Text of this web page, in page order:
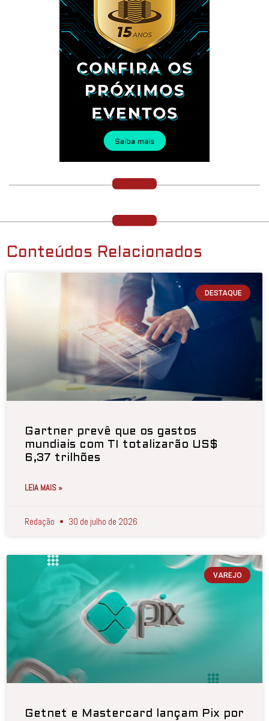
Conteúdos Relacionados
DESTAQUE
Gartner prevê que os gastos
mundiais com TI totalizarão US$
6,37 trilhões
LEIA MAIS »
Redação 30 de julho de 2026
VAREJO
Getnet e Mastercard lançam Pix por